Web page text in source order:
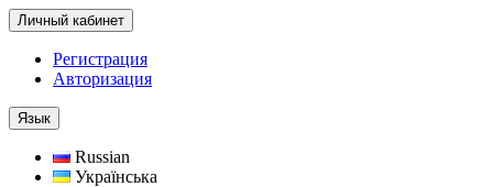
Личный кабинет
Регистрация
Авторизация
Язык
Russian
Українська